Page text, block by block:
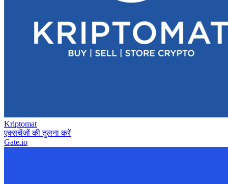
Kriptomat
एक्सचेंजों की तुलना करें
Gate.io